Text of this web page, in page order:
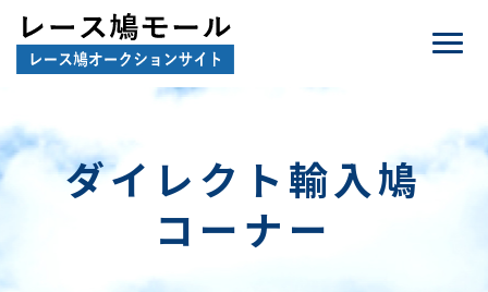
ダイレクト輸入鳩
コーナー